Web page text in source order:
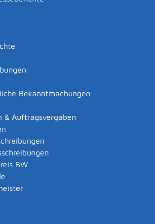
Bekanntmachungen
& Auftragsvergaben
BW
Führerschein neu ausstellen lassen
- Nichtveranlagungs-
beantragen
zur Aufteilung
beantragen
Außerbetriebsetzung für ein Fahrzeug
Ablichtungen, Vervielfältigungen und
beglaubigen lassen
- dezentrale Beseitigung von
beantragen oder anzeigen
Regelungen zum Schichtbetrieb
Ruhezeit beantragen
beantragen
als Adoptiveltern bewerben
ausländischen Kindes -
im Geburtenregister beantragen